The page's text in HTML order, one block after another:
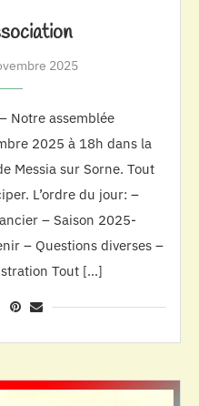
2025
Notre assemblée
2025 à 18h dans la
Messia sur Sorne. Tout
L’ordre du jour: –
– Saison 2025-
– Questions diverses –
Tout […]